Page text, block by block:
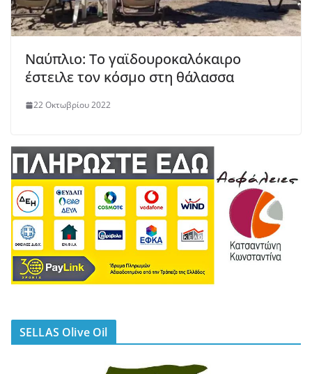
Ναύπλιο: Το γαϊδουροκαλόκαιρο
έστειλε τον κόσμο στη θάλασσα
22 Οκτωβρίου 2022
SELLAS Olive Oil